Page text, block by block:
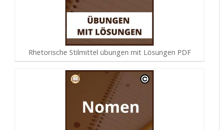
Rhetorische Stilmittel übungen mit Lösungen PDF